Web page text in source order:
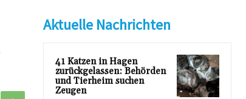
Aktuelle Nachrichten
41 Katzen in Hagen
zurückgelassen: Behörden
und Tierheim suchen
Zeugen